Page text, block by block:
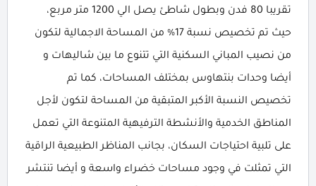
تقريبا 80 فدن وبطول شاطئ يصل الي 1200 متر مربع،
حيث تم تخصيص نسبة 17% من المساحة الاجمالية لتكون
من نصيب المباني السكنية التي تتنوع ما بين شاليهات و
أيضا وحدات بنتهاوس بمختلف المساحات، كما تم
تخصيص النسبة الأكبر المتبقية من المساحة لتكون لأجل
المناطق الخدمية والأنشطة الترفيهية المتنوعة التي تعمل
على تلبية احتياجات السكان، بجانب المناظر الطبيعية الراقية
التي تمثلت في وجود مساحات خضراء واسعة و أيضا تنتشر